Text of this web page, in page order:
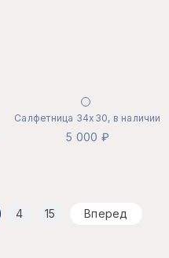
Салфетница 34х30, в наличии
5 000 ₽
4 15 Вперед